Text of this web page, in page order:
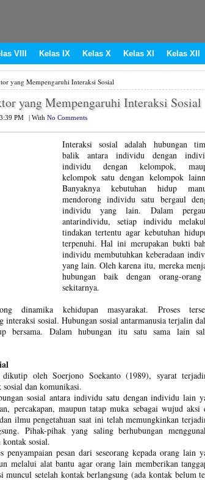
VIII Kelas IX Kelas X Kelas XI Kelas XII
yang Mempengaruhi Interaksi Sosial
yang Mempengaruhi Interaksi Sosial
PM With No Comments
Interaksi sosial adalah hubungan
balik antara individu dengan
individu dengan kelompok,
kelompok satu dengan kelompok
Banyaknya kebutuhan hidup
mendorong individu satu bergaul
individu yang lain. Dalam
antarindividu, setiap individu
tindakan tertentu agar kebutuhan
terpenuhi. Hal ini merupakan bukti
individu membutuhkan keberadaan
yang lain. Oleh karena itu, mereka
hubungan baik dengan orang-
sekitarnya.
dinamika kehidupan masyarakat. Proses
interaksi sosial. Hubungan sosial antarmanusia terjalin
bersama. Dalam hubungan itu satu sama lain
oleh Soerjono Soekanto (1989), syarat
sosial dan komunikasi.
sosial antara individu satu dengan individu lain
percakapan, maupun tatap muka sebagai wujud aksi
ilmu pengetahuan saat ini telah memungkinkan
Pihak-pihak yang saling berhubungan
kontak sosial.
penyampaian pesan dari seseorang kepada orang lain
melalui alat bantu agar orang lain memberikan
muncul setelah kontak berlangsung (ada kontak belum